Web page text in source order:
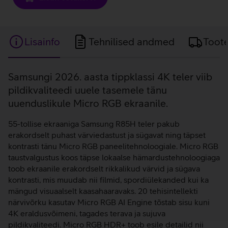
Lisainfo Tehnilised andmed
Lisainfo
Samsungi 2026. aasta tippklassi 4K teler viib
pildikvaliteedi uuele tasemele tänu
uuenduslikule Micro RGB ekraanile.
55-tollise ekraaniga Samsung R85H teler pakub
erakordselt puhast värviedastust ja sügavat ning täpset
kontrasti tänu Micro RGB paneelitehnoloogiale. Micro RGB
taustvalgustus koos täpse lokaalse hämardustehnoloogiaga
toob ekraanile erakordselt rikkalikud värvid ja sügava
kontrasti, mis muudab nii filmid, spordiülekanded kui ka
mängud visuaalselt kaasahaaravaks. 20 tehisintellekti
närvivõrku kasutav Micro RGB AI Engine tõstab sisu kuni
4K eraldusvõimeni, tagades terava ja sujuva
pildikvaliteedi. Micro RGB HDR+ toob esile detailid nii